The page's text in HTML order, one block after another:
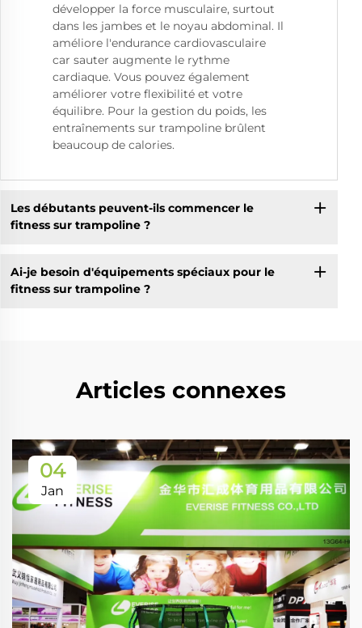
développer la force musculaire, surtout
dans les jambes et le noyau abdominal. Il
améliore l'endurance cardiovasculaire
car sauter augmente le rythme
cardiaque. Vous pouvez également
améliorer votre flexibilité et votre
équilibre. Pour la gestion du poids, les
entraînements sur trampoline brûlent
beaucoup de calories.
Les débutants peuvent-ils commencer le
fitness sur trampoline ?
Ai-je besoin d'équipements spéciaux pour le
fitness sur trampoline ?
Articles connexes
04
Jan